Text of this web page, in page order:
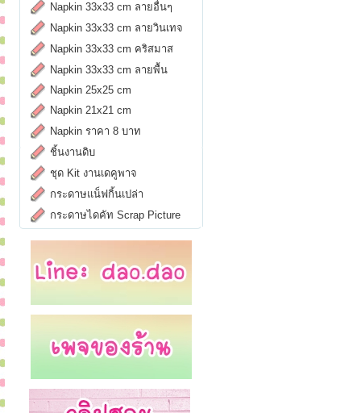
Napkin 33x33 cm ลายอื่นๆ
Napkin 33x33 cm ลายวินเทจ
Napkin 33x33 cm คริสมาส
Napkin 33x33 cm ลายพื้น
Napkin 25x25 cm
Napkin 21x21 cm
Napkin ราคา 8 บาท
ชิ้นงานดิบ
ชุด Kit งานเดคูพาจ
กระดาษแน็ฟกิ้นเปล่า
กระดาษไดคัท Scrap Picture